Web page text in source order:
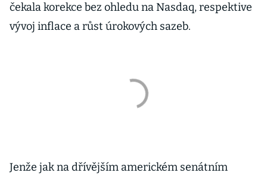
čekala korekce bez ohledu na Nasdaq, respektive
vývoj inflace a růst úrokových sazeb.
Jenže jak na dřívějším americkém senátním